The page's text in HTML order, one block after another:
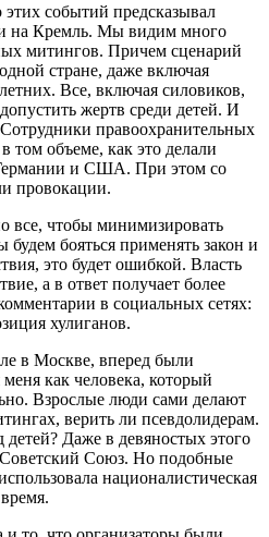
событий предсказывал
на Кремль. Мы видим много
митингов. Причем сценарий
стране, даже включая
Все, включая силовиков,
жертв среди детей. И
правоохранительных
том объеме, как это делали
и США. При этом со
провокации.
все, чтобы минимизировать
бояться применять закон и
это будет ошибкой. Власть
а в ответ получает более
в социальных сетях:
хулиганов.
в Москве, вперед были
как человека, который
Взрослые люди сами делают
верить ли псевдолидерам.
Даже в девяностых этого
Советский Союз. Но подобные
националистическая